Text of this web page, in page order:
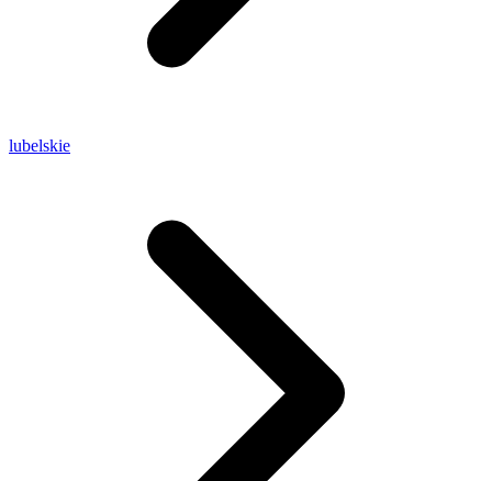
lubelskie